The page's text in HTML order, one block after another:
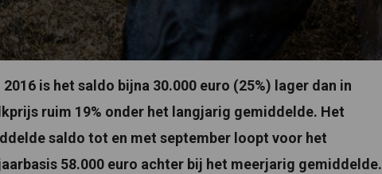
is het saldo bijna 30.000 euro (25%) lager dan in
ruim 19% onder het langjarig gemiddelde. Het
saldo tot en met september loopt voor het
58.000 euro achter bij het meerjarig gemiddelde.